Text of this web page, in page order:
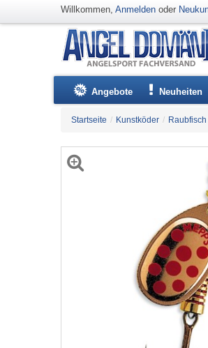
Willkommen, Anmelden oder
Angebote Neuheiten
Startseite / Kunstköder /